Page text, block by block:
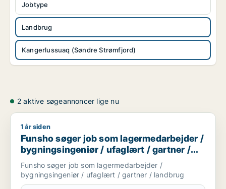
Landbrug
Kangerlussuaq (Søndre Strømfjord)
Jobtype
2 aktive søgeannoncer lige nu
Funsho søger job som lagermedarbejder /
1 år siden
Funsho søger job som lagermedarbejder /
bygningsingeniør / ufaglært / gartner /
landbrug
Funsho søger job som lagermedarbejder /
bygningsingeniør / ufaglært / gartner / landbrug